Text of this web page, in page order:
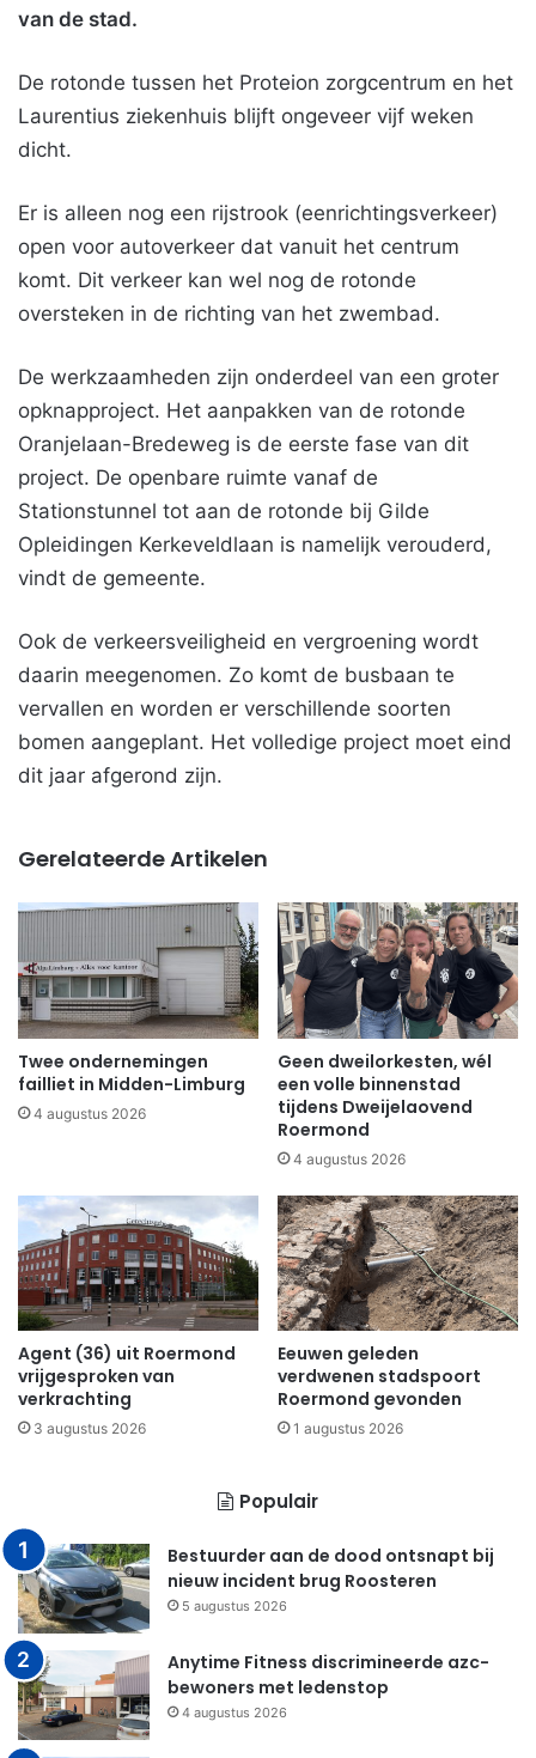
van de stad.
De rotonde tussen het Proteion zorgcentrum en het
Laurentius ziekenhuis blijft ongeveer vijf weken
dicht.
Er is alleen nog een rijstrook (eenrichtingsverkeer)
open voor autoverkeer dat vanuit het centrum
komt. Dit verkeer kan wel nog de rotonde
oversteken in de richting van het zwembad.
De werkzaamheden zijn onderdeel van een groter
opknapproject. Het aanpakken van de rotonde
Oranjelaan-Bredeweg is de eerste fase van dit
project. De openbare ruimte vanaf de
Stationstunnel tot aan de rotonde bij Gilde
Opleidingen Kerkeveldlaan is namelijk verouderd,
vindt de gemeente.
Ook de verkeersveiligheid en vergroening wordt
daarin meegenomen. Zo komt de busbaan te
vervallen en worden er verschillende soorten
bomen aangeplant. Het volledige project moet eind
dit jaar afgerond zijn.
Gerelateerde Artikelen
Twee ondernemingen
failliet in Midden-Limburg
4 augustus 2026
Geen dweilorkesten, wél
een volle binnenstad
tijdens Dweijelaovend
Roermond
4 augustus 2026
Agent (36) uit Roermond
vrijgesproken van
verkrachting
3 augustus 2026
Eeuwen geleden
verdwenen stadspoort
Roermond gevonden
1 augustus 2026
Populair
Bestuurder aan de dood ontsnapt bij
nieuw incident brug Roosteren
5 augustus 2026
Anytime Fitness discrimineerde azc-
bewoners met ledenstop
4 augustus 2026